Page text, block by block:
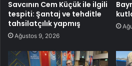
Savcının Cem Küçük ile ilgili
tespiti: Şantaj ve tehditle
tahsilatçılık yapmış
Ağustos 9, 2026